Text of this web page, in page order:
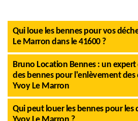
Qui loue les bennes pour vos
Le Marron dans le 41600 ?
Bruno Location Bennes : un
des bennes pour l'enlèvement des
Yvoy Le Marron
Qui peut louer les bennes pour les